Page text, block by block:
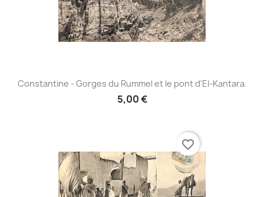
Constantine - Gorges du Rummel et le pont d'El-Kantara.
5,00 €
favorite_border